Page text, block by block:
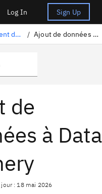
Log In Sign Up
Affinement des données / Ajout de données à Data Refinery
de
à Data
: 18 mai 2026